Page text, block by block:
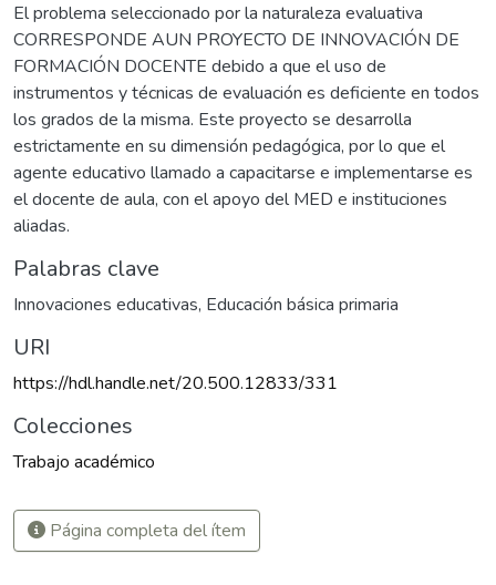
El problema seleccionado por la naturaleza evaluativa
CORRESPONDE AUN PROYECTO DE INNOVACIÓN DE
FORMACIÓN DOCENTE debido a que el uso de
instrumentos y técnicas de evaluación es deficiente en todos
los grados de la misma. Este proyecto se desarrolla
estrictamente en su dimensión pedagógica, por lo que el
agente educativo llamado a capacitarse e implementarse es
el docente de aula, con el apoyo del MED e instituciones
aliadas.
Palabras clave
Innovaciones educativas, Educación básica primaria
URI
https://hdl.handle.net/20.500.12833/331
Colecciones
Trabajo académico
Página completa del ítem